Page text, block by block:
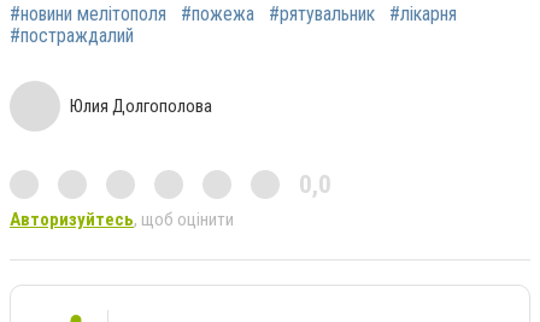
#новини мелітополя #пожежа #рятувальник
#лікарня
#постраждалий
Юлия Долгополова
0,0
Авторизуйтесь, щоб оцінити